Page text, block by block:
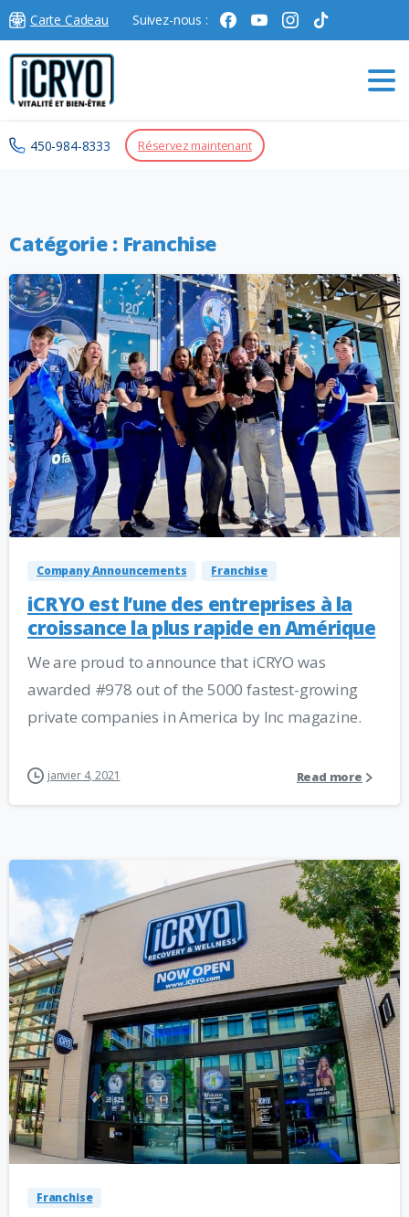
Carte Cadeau Suivez-nous :
450-984-8333 Réservez maintenant
Catégorie : Franchise
Company Announcements Franchise
iCRYO est l’une des entreprises à la
croissance la plus rapide en Amérique
We are proud to announce that iCRYO was
awarded #978 out of the 5000 fastest-growing
private companies in America by Inc magazine.
janvier 4, 2021 Read more
Franchise